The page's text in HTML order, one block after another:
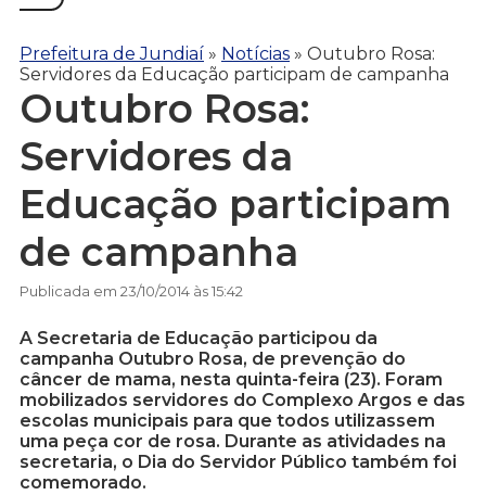
Prefeitura de Jundiaí » Notícias » Outubro Rosa:
Servidores da Educação participam de campanha
Outubro Rosa:
Servidores da
Educação participam
de campanha
Publicada em 23/10/2014 às 15:42
A Secretaria de Educação participou da
campanha Outubro Rosa, de prevenção do
câncer de mama, nesta quinta-feira (23). Foram
mobilizados servidores do Complexo Argos e das
escolas municipais para que todos utilizassem
uma peça cor de rosa. Durante as atividades na
secretaria, o Dia do Servidor Público também foi
comemorado.